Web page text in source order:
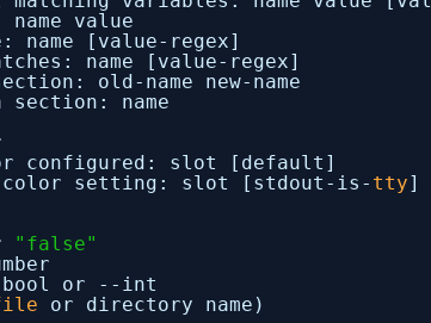
value
name [value-regex]
name [value-regex]
old-name new-name
section: name
configured: slot [default]
color setting: slot [stdout-is- tty]
"false"
or --int
or directory name)